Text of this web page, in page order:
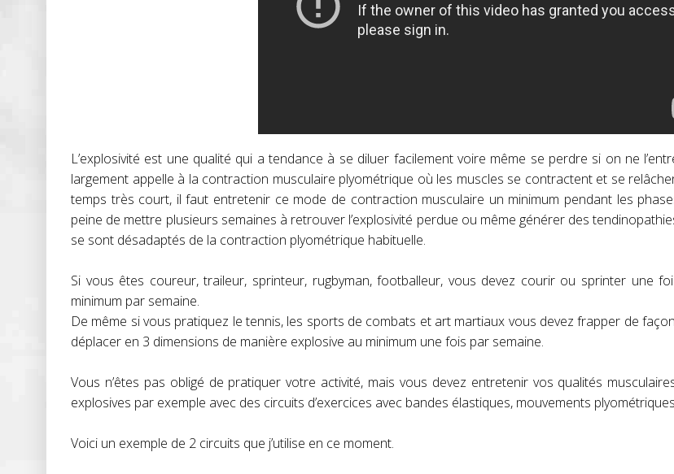
L’explosivité est une qualité qui a tendance à se diluer facilement voire même se perdre si on ne
largement appelle à la contraction musculaire plyométrique où les muscles se contractent et se
temps très court, il faut entretenir ce mode de contraction musculaire un minimum pendant les
peine de mettre plusieurs semaines à retrouver l’explosivité perdue ou même générer des
se sont désadaptés de la contraction plyométrique habituelle.
Si vous êtes coureur, traileur, sprinteur, rugbyman, footballeur, vous devez courir ou sprinter une
minimum par semaine.
De même si vous pratiquez le tennis, les sports de combats et art martiaux vous devez frapper de
déplacer en 3 dimensions de manière explosive au minimum une fois par semaine.
Vous n’êtes pas obligé de pratiquer votre activité, mais vous devez entretenir vos qualités
explosives par exemple avec des circuits d’exercices avec bandes élastiques, mouvements
Voici un exemple de 2 circuits que j’utilise en ce moment.